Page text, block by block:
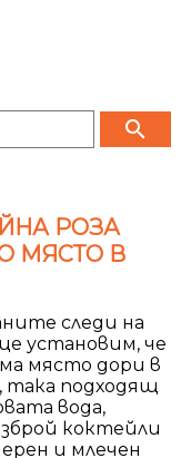
search
РОЗА
МЯСТО В
следи на
установим, че
място дори в
така подходящ
вода,
коктейли
и млечен